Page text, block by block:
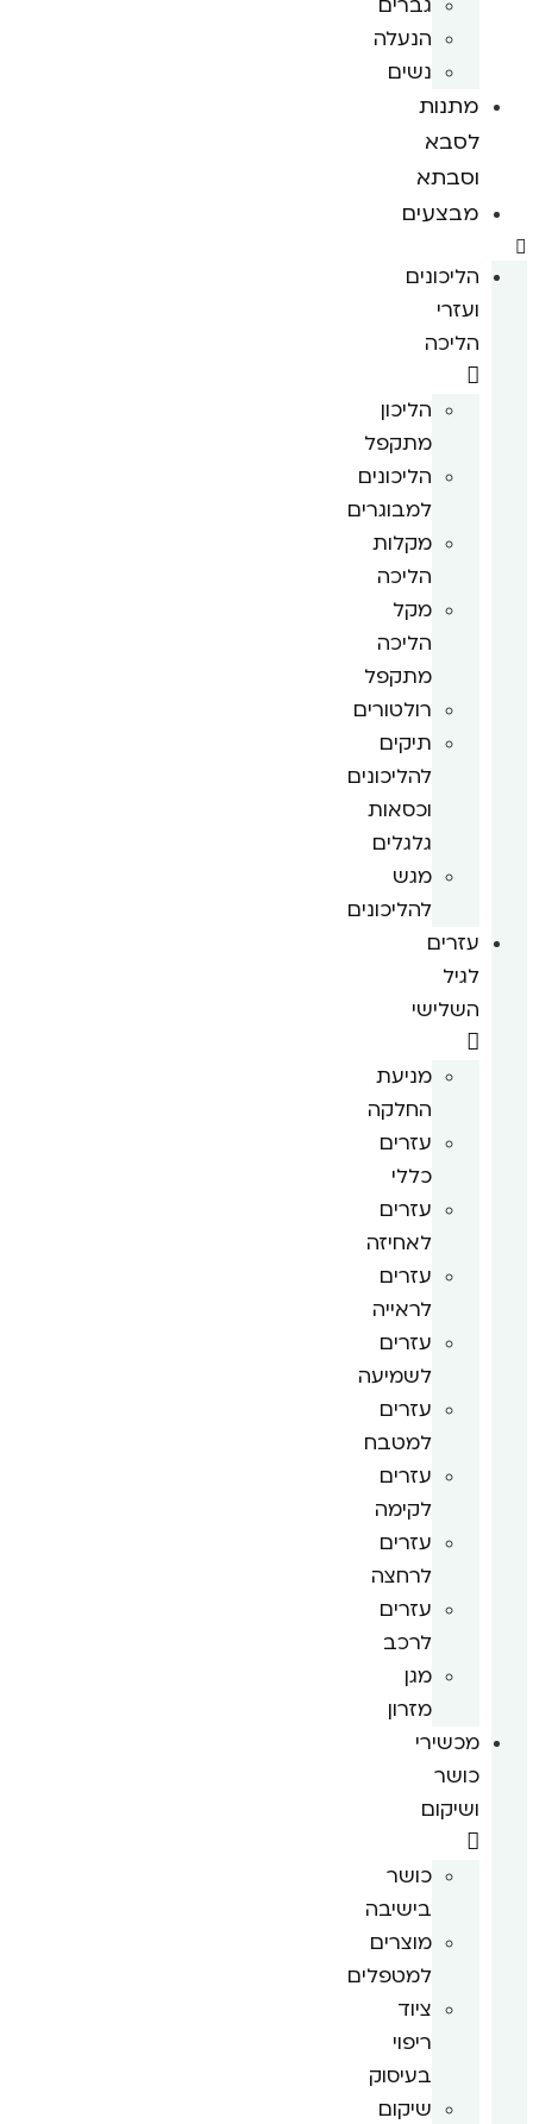
הנעלה
נשים
מתנות
לסבא
וסבתא
מבצעים
הליכונים
ועזרי
הליכה
הליכון
מתקפל
הליכונים
למבוגרים
מקלות
הליכה
מקל
הליכה
מתקפל
רולטורים
תיקים
להליכונים
וכסאות
גלגלים
מגש
להליכונים
עזרים
לגיל
השלישי
מניעת
החלקה
עזרים
כללי
עזרים
לאחיזה
עזרים
לראייה
עזרים
לשמיעה
עזרים
למטבח
עזרים
לקימה
עזרים
לרחצה
עזרים
לרכב
מגן
מזרון
מכשירי
כושר
ושיקום
כושר
בישיבה
מוצרים
למטפלים
ציוד
ריפוי
בעיסוק
שיקום